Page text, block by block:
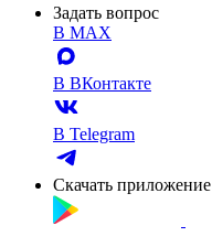
Задать вопрос
В MAX
В ВКонтакте
В Telegram
Скачать приложение